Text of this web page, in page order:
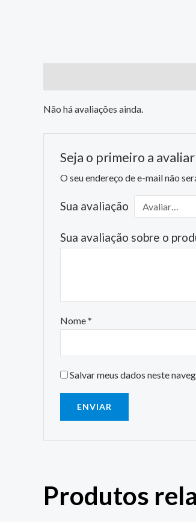
Não há avaliações ainda.
Seja o primeiro a
O seu endereço de e-mail não
Sua avaliação
Sua avaliação sobre o
Nome*
Salvar meus dados neste
Produtos